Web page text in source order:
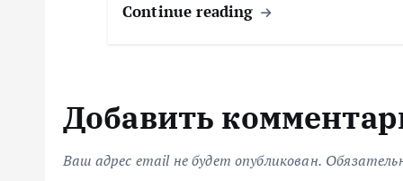
м
Continue reading
Добавить
Ваш адрес email не будет опубликован.